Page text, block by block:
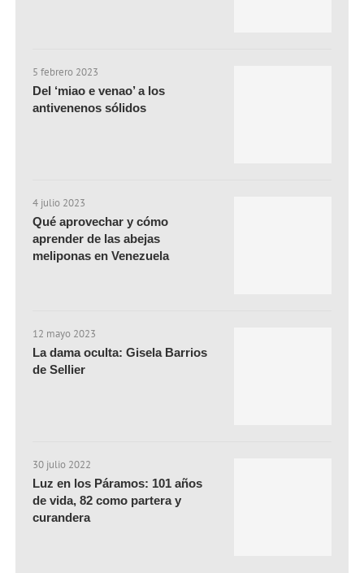
5 febrero 2023
Del ‘miao e venao’ a los
antivenenos sólidos
4 julio 2023
Qué aprovechar y cómo
aprender de las abejas
meliponas en Venezuela
12 mayo 2023
La dama oculta: Gisela Barrios
de Sellier
30 julio 2022
Luz en los Páramos: 101 años
de vida, 82 como partera y
curandera